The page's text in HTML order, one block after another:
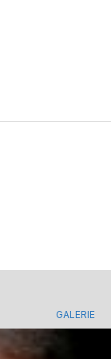
GALERIE